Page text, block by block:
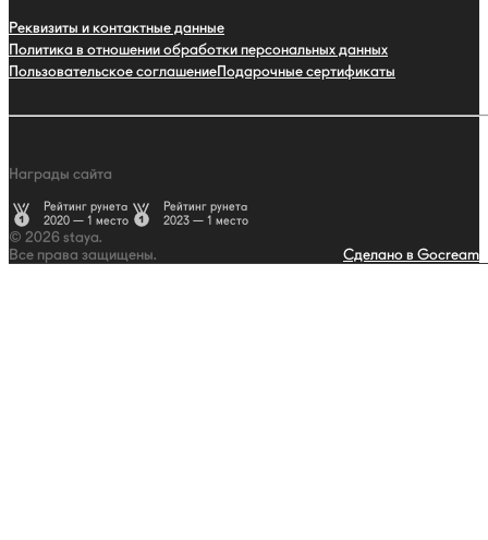
Реквизиты и контактные данные
Политика в отношении обработки персональных данных
Пользовательское соглашениеПодарочные сертификаты
Награды сайта
Рейтинг рунета
2020 — 1 место
Рейтинг рунета
2023 — 1 место
© 2026 staya.
Все права защищены.
Сделано в Gocream